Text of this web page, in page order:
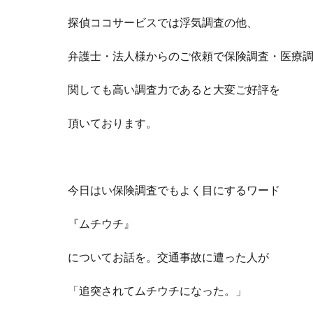
探偵ココサービスでは浮気調査の他、
弁護士・法人様からのご依頼で保険調査・医療
関しても高い調査力であると大変ご好評を
頂いております。
今日はい保険調査でもよく目にするワード
『ムチウチ』
についてお話を。 交通事故に遭った人が
「追突されてムチウチになった。」